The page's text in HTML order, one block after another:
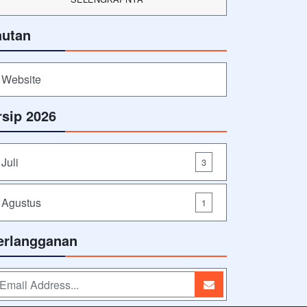
Website
2026
Juli 3
Agustus 1